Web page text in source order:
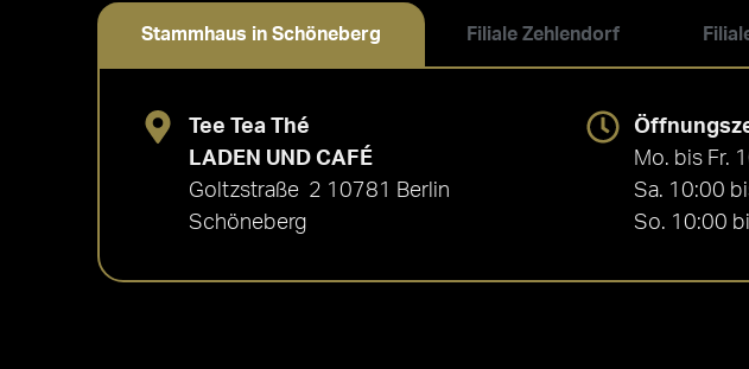
Stammhaus in Schöneberg Filiale Zehlendorf
Tee Tea Thé
LADEN UND CAFÉ
Goltzstraße 2 10781 Berlin
Schöneberg
Mo. bis Fr.
Sa. 10:00
So. 10:00